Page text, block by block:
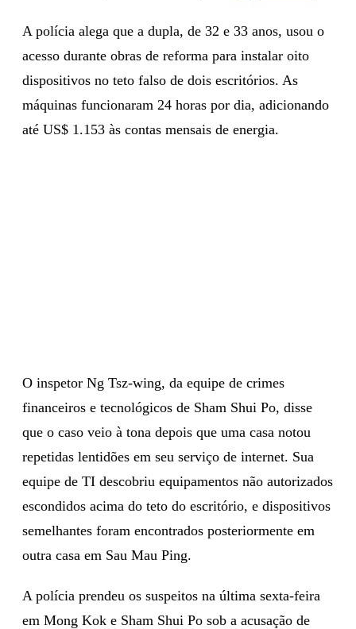
A polícia alega que a dupla, de 32 e 33 anos, usou o
acesso durante obras de reforma para instalar oito
dispositivos no teto falso de dois escritórios. As
máquinas funcionaram 24 horas por dia, adicionando
até US$ 1.153 às contas mensais de energia.
O inspetor Ng Tsz-wing, da equipe de crimes
financeiros e tecnológicos de Sham Shui Po, disse
que o caso veio à tona depois que uma casa notou
repetidas lentidões em seu serviço de internet. Sua
equipe de TI descobriu equipamentos não autorizados
escondidos acima do teto do escritório, e dispositivos
semelhantes foram encontrados posteriormente em
outra casa em Sau Mau Ping.
A polícia prendeu os suspeitos na última sexta-feira
em Mong Kok e Sham Shui Po sob a acusação de